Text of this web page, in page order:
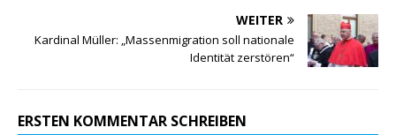
WEITER
Kardinal Müller: „Massenmigration soll nationale
Identität zerstören“
ERSTEN KOMMENTAR SCHREIBEN